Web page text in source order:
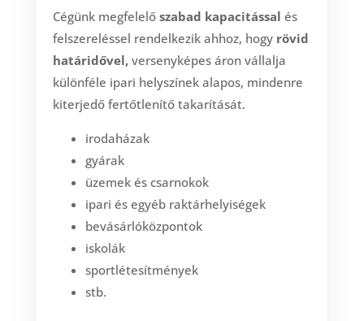
Cégünk megfelelő szabad kapacitással és
felszereléssel rendelkezik ahhoz, hogy rövid
határidővel,versenyképes áron vállalja
különféle ipari helyszínek alapos, mindenre
kiterjedő fertőtlenítő takarítását.
irodaházak
gyárak
üzemek és csarnokok
ipari és egyéb raktárhelyiségek
bevásárlóközpontok
iskolák
sportlétesítmények
stb.